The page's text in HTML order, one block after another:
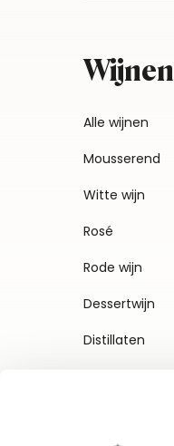
Wijnen
Alle wijnen
Mousserend
Witte wijn
Rosé
Rode wijn
Dessertwijn
Distillaten